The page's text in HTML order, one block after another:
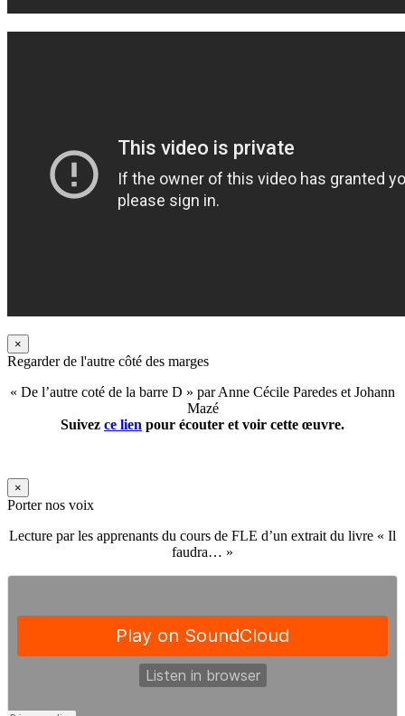
×
Regarder de l'autre côté des marges
« De l’autre coté de la barre D » par Anne Cécile Paredes et Johann
Mazé
Suivez ce lien pour écouter et voir cette œuvre.
×
Porter nos voix
Lecture par les apprenants du cours de FLE d’un extrait du livre « Il
faudra… »